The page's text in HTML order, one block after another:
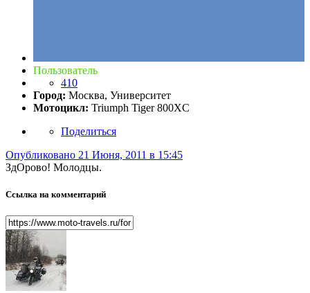
Пользователь
410
Город: Москва, Университет
Мотоцикл: Triumph Tiger 800XC
Поделиться
Опубликовано 21 Июня, 2011 в 15:45
ЗдОрово! Молодцы.
Ссылка на комментарий